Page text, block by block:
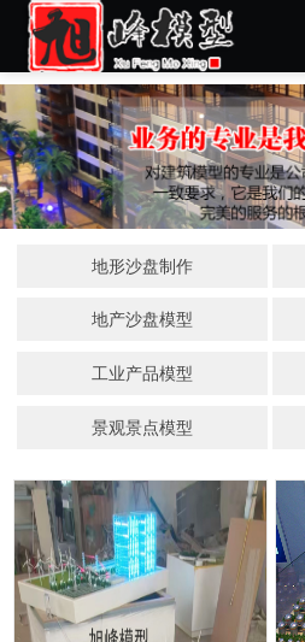
地形沙盘制作
地产沙盘模型
工业产品模型
景观景点模型